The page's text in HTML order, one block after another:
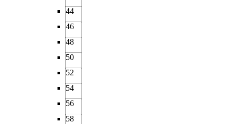
44
46
48
50
52
54
56
58